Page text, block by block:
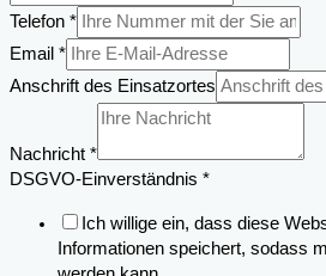
Telefon *
Email *
Anschrift des Einsatzortes
Nachricht *
Name
DSGVO-Einverständnis *
Ich willige ein, dass diese
Informationen speichert, sodass